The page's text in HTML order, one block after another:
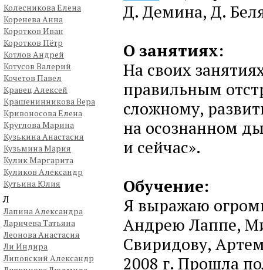
Колесникова Елена
Коренева Анна
Коротков Иван
Коротков Пётр
Котлов Андрей
Котусов Валерий
Кочетов Павел
Кравец Алексей
Крашенинникова Вера
Кривоносова Елена
Круглова Марина
Кузькина Анастасия
Кузьмина Мария
Кулик Маргарита
Куликов Александр
Кутьина Юлия
Л
Лапина Александра
Ларичева Татьяна
Леонова Анастасия
Ли Индира
Липовский Александр
Д. Демина, Д.
О занятиях:
На своих
правильным
сложному,
на осознанном
и сейчас».
Обучение:
Я выражаю
Андрею Лаппе,
Свиридову,
2008 г. Прошла